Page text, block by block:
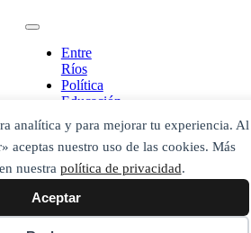
analítica y para mejorar tu experiencia. Al
aceptas nuestro uso de las cookies. Más
nuestra política de privacidad.
Aceptar
Entre
Ríos
Política
Educación
Legislaltura
Economía
Judiciales
Salud
El país
América
Latina